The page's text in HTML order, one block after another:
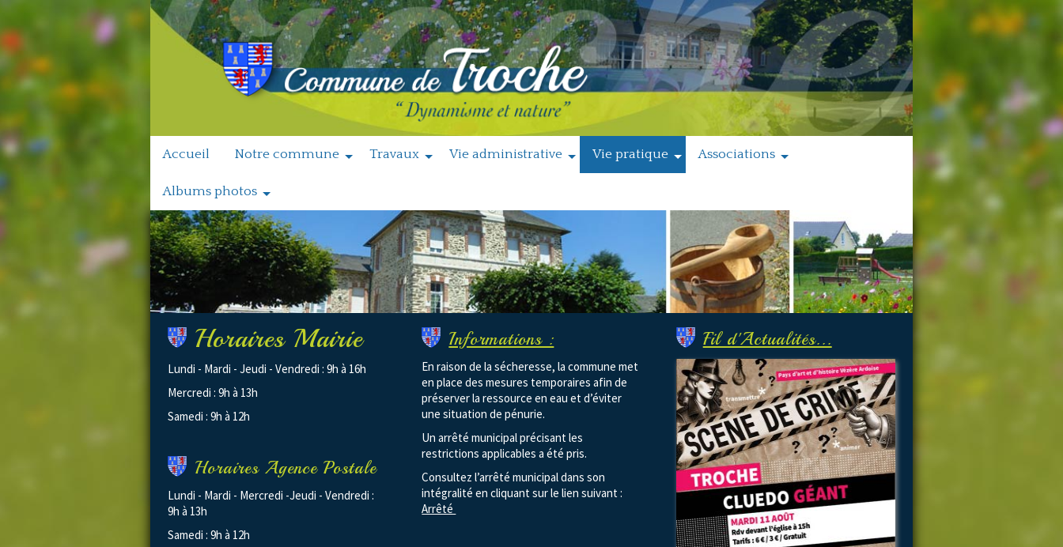
Accueil Notre commune Travaux Vie administrative Vie pratique Associations
Albums photos
Horaires Mairie
Lundi - Mardi - Jeudi - Vendredi : 9h à 16h
Mercredi : 9h à 13h
Samedi : 9h à 12h
Horaires Agence Postale
Lundi - Mardi - Mercredi -Jeudi - Vendredi :
9h à 13h
Samedi : 9h à 12h
Informations :
En raison de la sécheresse, la commune met
en place des mesures temporaires afin de
préserver la ressource en eau et d’éviter
une situation de pénurie.
Un arrêté municipal précisant les
restrictions applicables a été pris.
Consultez l’arrêté municipal dans son
intégralité en cliquant sur le lien suivant :
Arrêté
Fil d'Actualités...